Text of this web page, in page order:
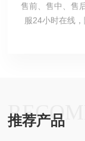
售前、售中、售
服24小时在线
推荐产品